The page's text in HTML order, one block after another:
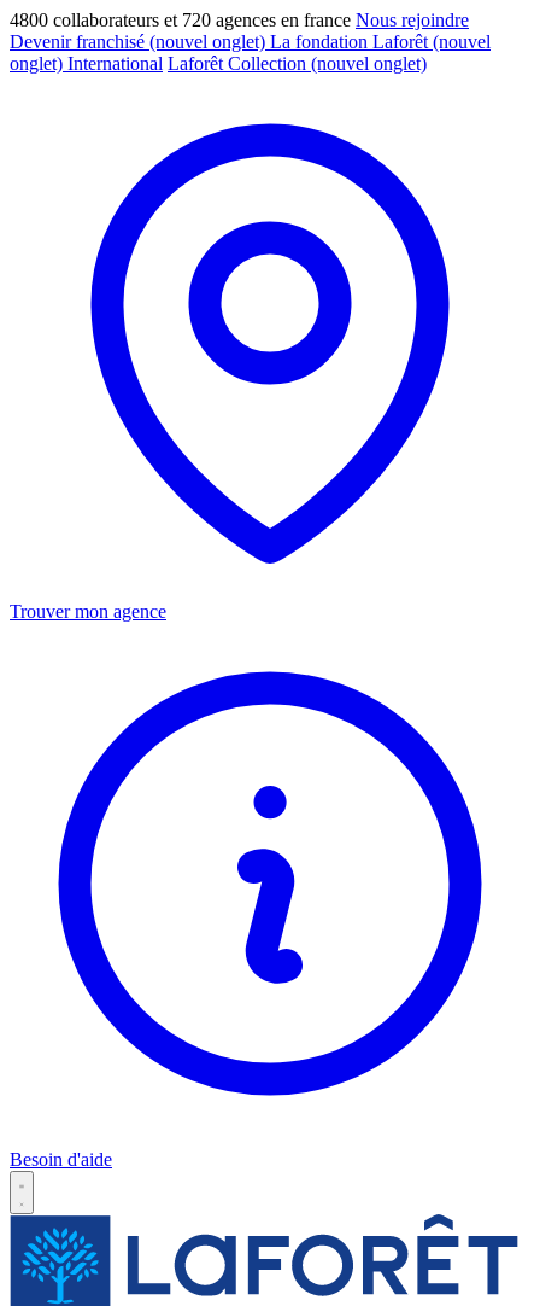
4800 collaborateurs et 720 agences en france Nous rejoindre
Devenir franchisé (nouvel onglet) La fondation Laforêt (nouvel
onglet) International Laforêt Collection (nouvel onglet)
Trouver mon agence
Besoin d'aide